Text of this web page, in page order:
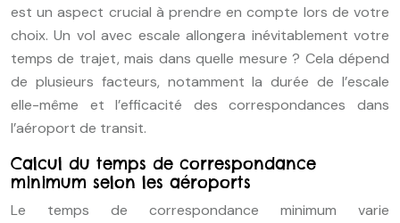
est un aspect crucial à prendre en compte lors de votre
choix. Un vol avec escale allongera inévitablement votre
temps de trajet, mais dans quelle mesure ? Cela dépend
de plusieurs facteurs, notamment la durée de l’escale
elle-même et l’efficacité des correspondances dans
l’aéroport de transit.
Calcul du temps de correspondance
minimum selon les aéroports
Le temps de correspondance minimum varie